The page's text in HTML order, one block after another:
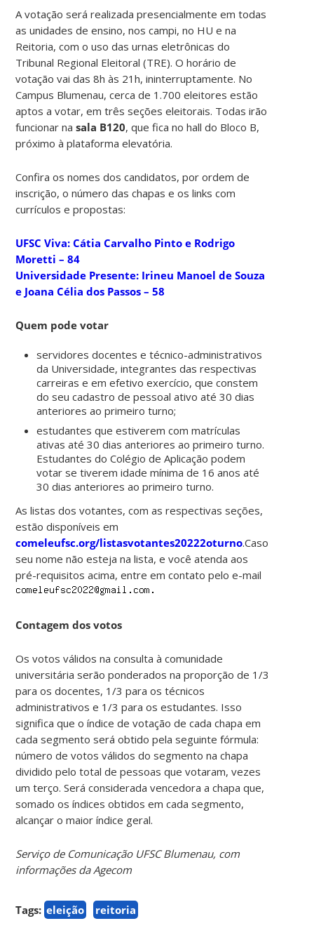
A votação será realizada presencialmente em todas
as unidades de ensino, nos campi, no HU e na
Reitoria, com o uso das urnas eletrônicas do
Tribunal Regional Eleitoral (TRE). O horário de
votação vai das 8h às 21h, ininterruptamente. No
Campus Blumenau, cerca de 1.700 eleitores estão
aptos a votar, em três seções eleitorais. Todas irão
funcionar nasala B120, que fica no hall do Bloco B,
próximo à plataforma elevatória.
Confira os nomes dos candidatos, por ordem de
inscrição, o número das chapas e os links com
currículos e propostas:
UFSC Viva: Cátia Carvalho Pinto e Rodrigo
Moretti – 84
Universidade Presente: Irineu Manoel de Souza
e Joana Célia dos Passos – 58
Quem pode votar
servidores docentes e técnico-administrativos
da Universidade, integrantes das respectivas
carreiras e em efetivo exercício, que constem
do seu cadastro de pessoal ativo até 30 dias
anteriores ao primeiro turno;
estudantes que estiverem com matrículas
ativas até 30 dias anteriores ao primeiro turno.
Estudantes do Colégio de Aplicação podem
votar se tiverem idade mínima de 16 anos até
30 dias anteriores ao primeiro turno.
As listas dos votantes, com as respectivas seções,
estão disponíveis em
comeleufsc.org/listasvotantes20222oturno.Caso
seu nome não esteja na lista, e você atenda aos
pré-requisitos acima, entre em contato pelo e-mail
Contagem dos votos
Os votos válidos na consulta à comunidade
universitária serão ponderados na proporção de 1/3
para os docentes, 1/3 para os técnicos
administrativos e 1/3 para os estudantes. Isso
significa que o índice de votação de cada chapa em
cada segmento será obtido pela seguinte fórmula:
número de votos válidos do segmento na chapa
dividido pelo total de pessoas que votaram, vezes
um terço. Será considerada vencedora a chapa que,
somado os índices obtidos em cada segmento,
alcançar o maior índice geral.
Serviço de Comunicação UFSC Blumenau, com
informações da Agecom
Tags: eleição reitoria